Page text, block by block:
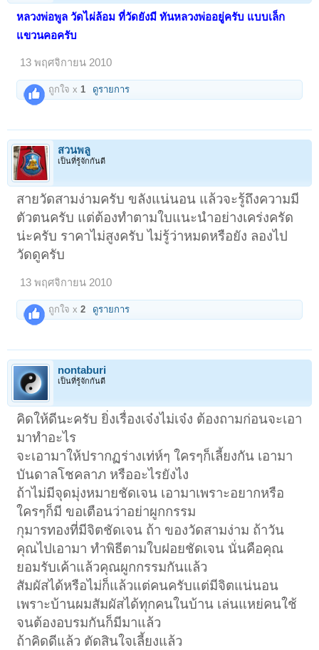
หลวงพ่อพูล วัดไผ่ล้อม ที่วัดยังมี ทันหลวงพ่ออยู่ครับ แบบเล็ก
แขวนคอครับ
13 พฤศจิกายน 2010
ถูกใจ x 1 ดูรายการ
สวนพลู
เป็นที่รู้จักกันดี
สายวัดสามง่ามครับ ขลังแน่นอน แล้วจะรู้ถึงความมี
ตัวตนครับ แต่ต้องทำตามใบแนะนำอย่างเคร่งครัด
น่ะครับ ราคาไม่สูงครับ ไม่รู้ว่าหมดหรือยัง ลองไป
วัดดูครับ
13 พฤศจิกายน 2010
ถูกใจ x2 ดูรายการ
nontaburi
เป็นที่รู้จักกันดี
คิดให้ดีนะครับ ยิ่งเรื่องเจ๋งไม่เจ๋ง ต้องถามก่อนจะเอา
มาทำอะไร
จะเอามาให้ปรากฏร่างเท่ห์ๆ ใครๆก็เลี้ยงกัน เอามา
บันดาลโชคลาภ หรืออะไรยังไง
ถ้าไม่มีจุดมุ่งหมายชัดเจน เอามาเพราะอยากหรือ
ใครๆก็มี ขอเตือนว่าอย่าผูกกรรม
กุมารทองที่มีจิตชัดเจน ถ้า ของวัดสามง่าม ถ้าวัน
คุณไปเอามา ทำพิธีตามใบฝอยชัดเจน นั่นคือคุณ
ยอมรับเค้าแล้วคุณผูกกรรมกันแล้ว
สัมผัสได้หรือไม่ก็แล้วแต่คนครับแต่มีจิตแน่นอน
เพราะบ้านผมสัมผัสได้ทุกคนในบ้าน เล่นแหย่คนใช้
จนต้องอบรมกันก็มีมาแล้ว
ถ้าคิดดีแล้ว ตัดสินใจเลี้ยงแล้ว